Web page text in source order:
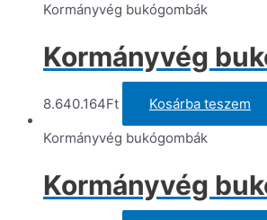
Kormányvég bukógombák
Kormányvég
8.640.164Ft
Kosárba teszem
Kormányvég bukógombák
Kormányvég